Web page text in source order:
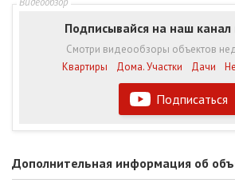
Подписаться
Подписывайся на наш канал
Смотри видеообзоры объектов
Квартиры
Дома. Участки Дачи
Дополнительная информация об